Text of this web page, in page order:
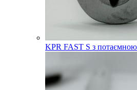
KPR FAST S з